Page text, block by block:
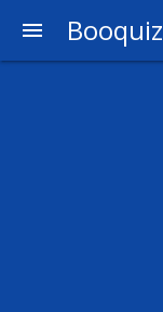
menu Booquiz